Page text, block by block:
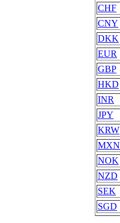
CHF
CNY
DKK
EUR
GBP
HKD
INR
JPY
KRW
MXN
NOK
NZD
SEK
SGD